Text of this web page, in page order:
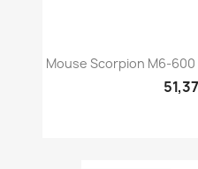
Mouse Scorpion M6-600